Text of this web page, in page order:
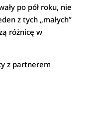
po pół roku, nie
z tych „małych”
różnicę w
z partnerem